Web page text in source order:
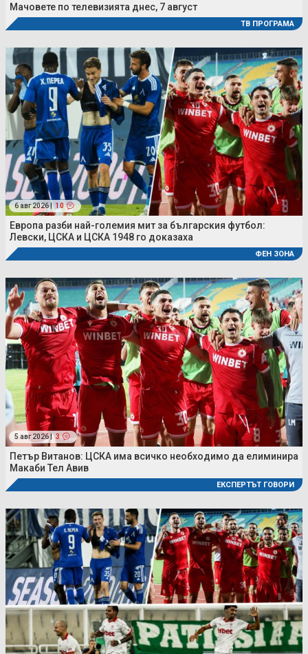
Мачовете по телевизията днес, 7 август
ТВ ПРОГРАМА
6 авг 2026 | 10
Европа разби най-големия мит за българския футбол:
Левски, ЦСКА и ЦСКА 1948 го доказаха
ФЕН ЗОНА
5 авг 2026 | 3
Петър Витанов: ЦСКА има всичко необходимо да елиминира
Макаби Тел Авив
ЕКСПЕРТЪТ ГОВОРИ